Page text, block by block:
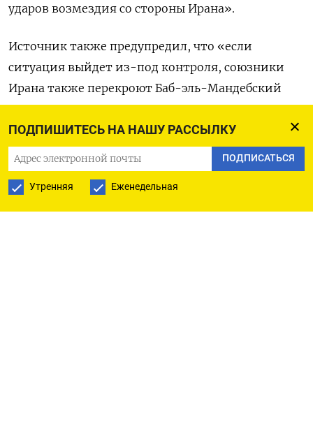
ПОДПИШИТЕСЬ НА НАШУ РАССЫЛКУ
ПОДПИСАТЬСЯ
Утренняя Еженедельная
ударов возмездия со стороны Ирана».
Источник также предупредил, что «если ​
ситуация ⁠выйдет из-под контроля, союзники
Ирана также ‌перекроют Баб-эль-Мандебский
пролив».
Оригинал сообщения ‌на английском языке
доступен по ​коду